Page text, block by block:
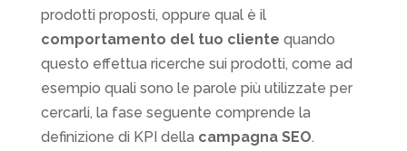
prodotti proposti, oppure qual è il
comportamento del tuo cliente quando
questo effettua ricerche sui prodotti, come ad
esempio quali sono le parole più utilizzate per
cercarli, la fase seguente comprende la
definizione di KPI della campagna SEO.